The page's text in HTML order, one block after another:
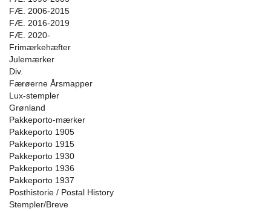
FÆ. 2006-2015
FÆ. 2016-2019
FÆ. 2020-
Frimærkehæfter
Julemærker
Div.
Færøerne Årsmapper
Lux-stempler
Grønland
Pakkeporto-mærker
Pakkeporto 1905
Pakkeporto 1915
Pakkeporto 1930
Pakkeporto 1936
Pakkeporto 1937
Posthistorie / Postal History
Stempler/Breve